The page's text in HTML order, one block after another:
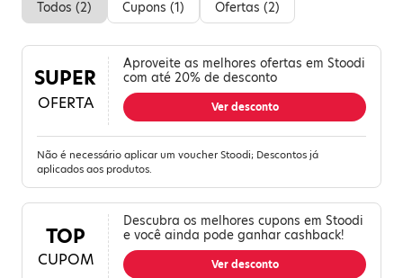
Todos (2) Cupons (1) Ofertas (2)
SUPER
OFERTA
Aproveite as melhores ofertas em Stoodi
com até 20% de desconto
Ver desconto
Não é necessário aplicar um voucher Stoodi; Descontos já
aplicados aos produtos.
TOP
CUPOM
Descubra os melhores cupons em Stoodi
e você ainda pode ganhar cashback!
Ver desconto